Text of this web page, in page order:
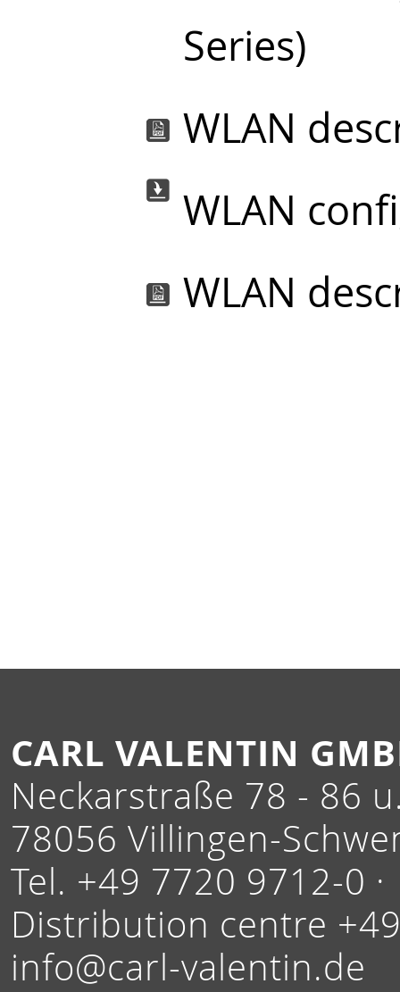
Series)
WLAN
WLAN
WLAN
CARL VALENTIN
Neckarstraße 78 - 86
78056 Villingen-
Tel. +49 7720 9712-0 ·
Distribution centre
info@carl-valentin.de